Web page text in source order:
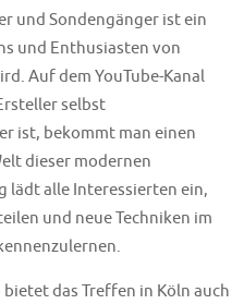
und Sondengänger ist ein
und Enthusiasten von
Auf dem YouTube-Kanal
selbst
ist, bekommt man einen
dieser modernen
lädt alle Interessierten ein,
und neue Techniken im
das Treffen in Köln auch